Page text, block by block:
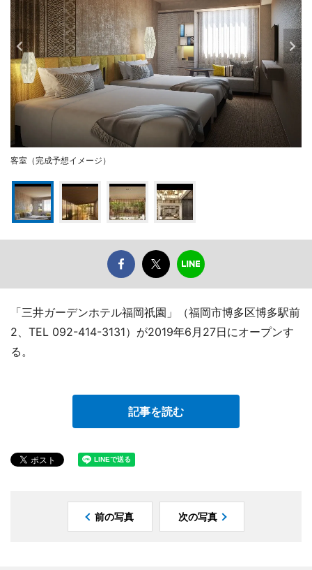
客室（完成予想イメージ）
「三井ガーデンホテル福岡祇園」（福岡市博多区博多駅前
2、TEL 092-414-3131）が2019年6月27日にオープンす
る。
記事を読む
前の写真 次の写真